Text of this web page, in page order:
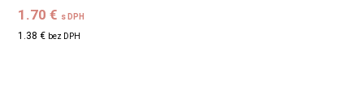
1.70 € s DPH
1.38 € bez DPH